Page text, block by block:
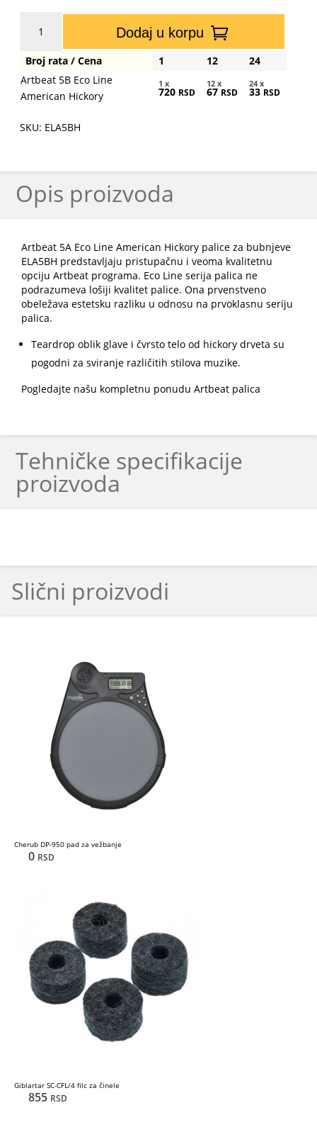
Line
American
Hickory
Dodaj u korpu
Broj rata / Cena 1 12
24
Artbeat 5B Eco Line
American Hickory
1 x
720 RSD
12 x
67 RSD
24 x
33 RSD
SKU: ELA5BH
Opis proizvoda
Artbeat 5A Eco Line American Hickory palice za bubnjeve
ELA5BH predstavljaju pristupačnu i veoma kvalitetnu
opciju Artbeat programa. Eco Line serija palica ne
podrazumeva lošiji kvalitet palice. Ona prvenstveno
obeležava estetsku razliku u odnosu na prvoklasnu seriju
palica.
Teardrop oblik glave i čvrsto telo od hickory drveta su
pogodni za sviranje različitih stilova muzike.
Pogledajte našu kompletnu ponudu Artbeat palica
Tehničke specifikacije
proizvoda
Slični proizvodi
Cherub DP-950 pad za vežbanje
0 RSD
Giblartar SC-CFL/4 filc za činele
855 RSD